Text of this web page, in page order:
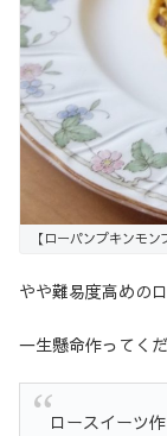
【ローパンプキンモ
やや難易度高めの
一生懸命作ってく
ロースイーツ